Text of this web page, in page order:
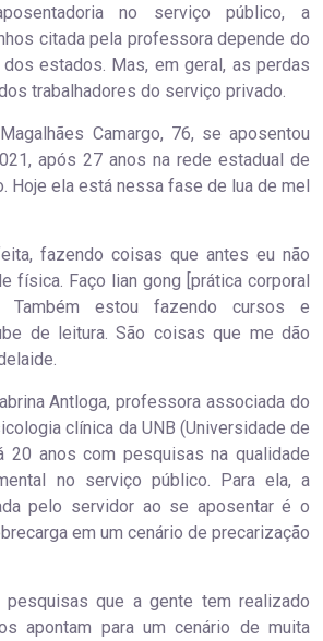
no serviço público, a
citada pela professora depende do
estados. Mas, em geral, as perdas
trabalhadores do serviço privado.
Camargo, 76, se aposentou
após 27 anos na rede estadual de
Hoje ela está nessa fase de lua de mel
fazendo coisas que antes eu não
física. Faço lian gong [prática corporal
Também estou fazendo cursos e
de leitura. São coisas que me dão
Antloga, professora associada do
clínica da UNB (Universidade de
20 anos com pesquisas na qualidade
no serviço público. Para ela, a
pelo servidor ao se aposentar é o
em um cenário de precarização
pesquisas que a gente tem realizado
apontam para um cenário de muita